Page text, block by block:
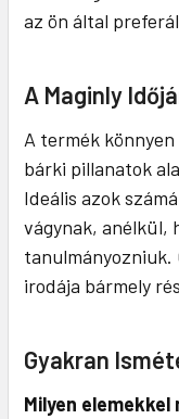
az ön által
A Maginly
A termék
bárki pillanatok
Ideális azok
vágynak, anélkül,
tanulmányozniuk.
irodája bármely
Gyakran
Milyen